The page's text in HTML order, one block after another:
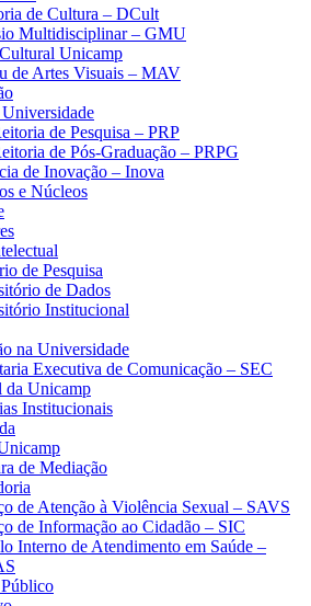
de Cultura – DCult
Multidisciplinar – GMU
Unicamp
de Artes Visuais – MAV
Universidade
de Pesquisa – PRP
de Pós-Graduação – PRPG
de Inovação – Inova
e Núcleos
de Pesquisa
de Dados
Institucional
na Universidade
Executiva de Comunicação – SEC
da Unicamp
Institucionais
de Mediação
de Atenção à Violência Sexual – SAVS
de Informação ao Cidadão – SIC
Interno de Atendimento em Saúde –